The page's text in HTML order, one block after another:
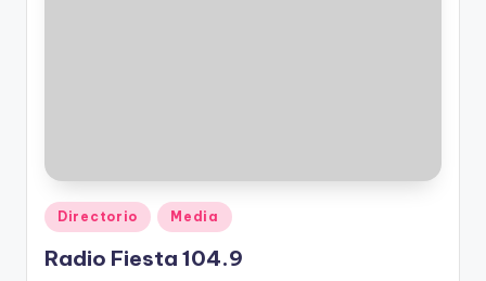
Directorio Media
Radio Fiesta 104.9